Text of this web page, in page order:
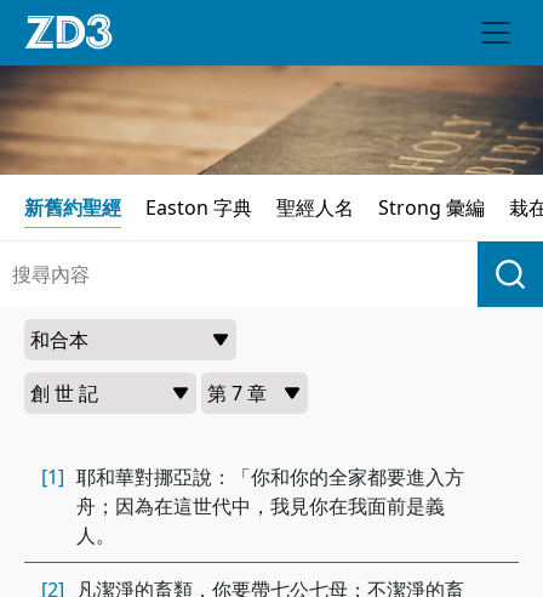
新舊約聖經 Easton 字典 聖經人名 Strong 彙編 栽
[1] 耶和華對挪亞說：「你和你的全家都要進入方
舟；因為在這世代中，我見你在我面前是義
人。
[2] 凡潔淨的畜類，你要帶七公七母；不潔淨的畜